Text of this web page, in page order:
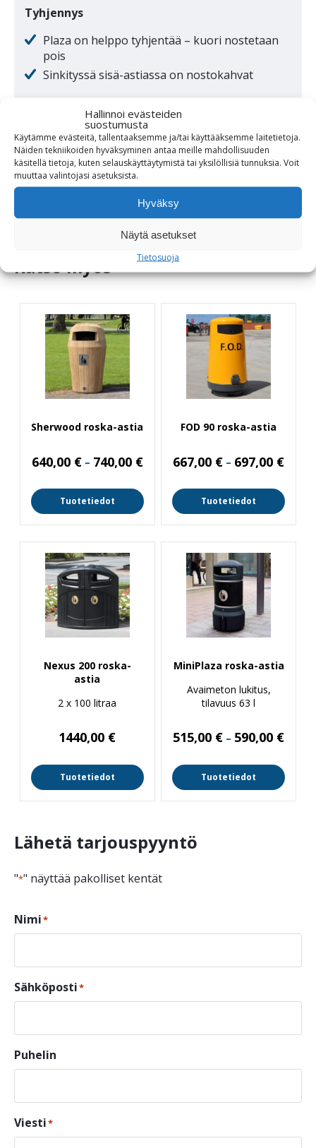
Hallinnoi evästeiden
suostumusta
Käytämme evästeitä, tallentaaksemme ja/tai käyttääksemme laitetietoja.
Näiden tekniikoiden hyväksyminen antaa meille mahdollisuuden
käsitellä tietoja, kuten selauskäyttäytymistä tai yksilöllisiä tunnuksia. Voit
muuttaa valintojasi asetuksista.
Hyväksy
Näytä asetukset
Tietosuoja
Tyhjennys
Plaza on helppo tyhjentää – kuori nostetaan
pois
Sinkityssä sisä-astiassa on nostokahvat
Alaosan voi pultata alustaan kiinni tai täyttää
betonipainolla tai soralla
Katso myös
Sherwood roska-astia
640,00 € – 740,00 €Hintaluokka:
640,00 €
740,00 €
Tuotetiedot
FOD 90 roska-astia
667,00 € – 697,00 €
Tuotetiedot
Nexus 200 roska-
astia
2 x 100 litraa
1440,00 €
Tuotetiedot
MiniPlaza roska-astia
Avaimeton lukitus,
tilavuus 63 l
515,00 € – 590,00 €
Tuotetiedot
Lähetä tarjouspyyntö
"*" näyttää pakolliset kentät
Nimi*
Sähköposti*
Puhelin
Viesti*